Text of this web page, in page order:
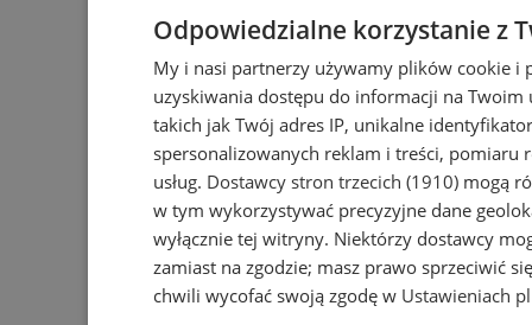
Odpowiedzialne korzystanie z
My i nasi partnerzy używamy plików cookie
uzyskiwania dostępu do informacji na
takich jak Twój adres IP, unikalne
spersonalizowanych reklam i treści, pomiaru
usług. Dostawcy stron trzecich (1910) mogą
w tym wykorzystywać precyzyjne dane
wyłącznie tej witryny. Niektórzy dostawcy
zamiast na zgodzie; masz prawo sprzeciwić
chwili wycofać swoją zgodę w Ustawieniach